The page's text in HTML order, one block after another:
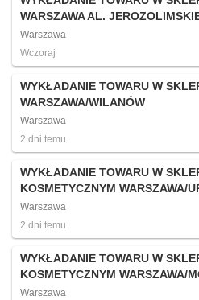
WARSZAWA AL.
Warszawa
Wczoraj
WYKŁADANIE TOWARU W
WARSZAWA/WILANÓW
Warszawa
2 dni temu
WYKŁADANIE TOWARU W
KOSMETYCZNYM WARSZAWA/
Warszawa
2 dni temu
WYKŁADANIE TOWARU W
KOSMETYCZNYM WARSZAWA/
Warszawa